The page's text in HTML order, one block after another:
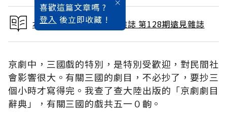
喜歡這篇文章嗎 ?
登入 後立即收藏 !
本文出自 1997 / 2月號雜誌 第128期遠見雜誌
京劇中，三國戲的特別，是特別受歡迎，對民間社
會影響很大。有關三國的劇目，不必抄了，要抄三
個小時才寫得完。我查了查大陸出版的「京劇劇目
辭典」，有關三國的戲共五一０齣。